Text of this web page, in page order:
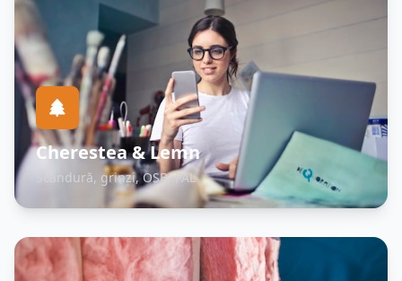
Cherestea & Lemn
Scândură, grinzi, OSB, PAL